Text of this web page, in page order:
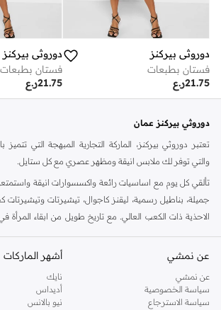
دوروثي بيركنز
فستان بطبعات
ر.ع21.75
دوروثي بيركنز
فستان بطبعات
ر.ع21.75
دوروثي بيركنز عمان
تعتبر دوروثي بيركنز، الماركة التجارية المبهجة التي تتميز
والتي توفر لك ملابس انيقة ومظهر عصري مع كل ستايل.
تألقي كل يوم مع اساسيات رائعة واكسسوارات انيقة
جميلة، بناطيل رسمية، ليقنز كاجوال، تيشيرتات
الاحذية ذات الكعب العالي. مع تاريخ طويل من ابقاء
كنت تقومين بتجديد خزانة ملابسك الملائمة للعمل، البحث
اليه.
تسوقي دوروثي بيركنز اون لاين مسقط
عن نمشي
عن نمشي
سياسة الخصوصية
سياسة الاسترجاع
أشهر الماركات
نايك
أديداس
نيو بالانس